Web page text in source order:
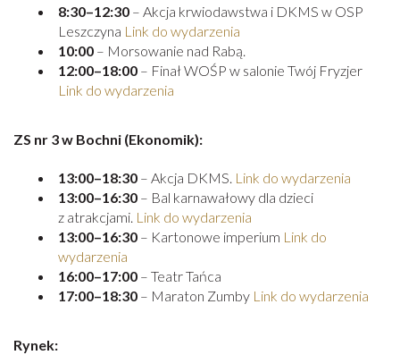
8:30–12:30 – Akcja krwiodawstwa i DKMS w OSP
Leszczyna Link do wydarzenia
10:00 – Morsowanie nad Rabą.
12:00–18:00 – Finał WOŚP w salonie Twój Fryzjer
Link do wydarzenia
ZS nr 3 w Bochni (Ekonomik):
13:00–18:30 – Akcja DKMS. Link do wydarzenia
13:00–16:30 – Bal karnawałowy dla dzieci
z atrakcjami. Link do wydarzenia
13:00–16:30 – Kartonowe imperium Link do
wydarzenia
16:00–17:00 – Teatr Tańca
17:00–18:30 – Maraton Zumby Link do wydarzenia
Rynek: